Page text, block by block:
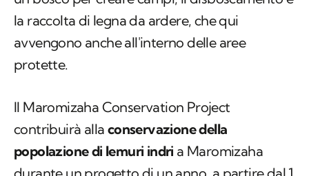
protette.
Il Maromizaha Conservation Project
contribuirà alla
durante un progetto di un anno, a partire dal 1
gennaio. L’iniziativa mira quindi a proteggere i
lemuri indri, attraverso due attività principali: il